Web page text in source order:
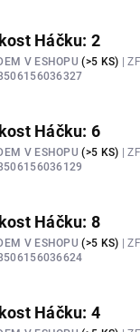
Háčku: 2
V ESHOPU(>5 KS) |
Háčku: 6
V ESHOPU(>5 KS) |
Háčku: 8
V ESHOPU(>5 KS) |
Háčku: 4